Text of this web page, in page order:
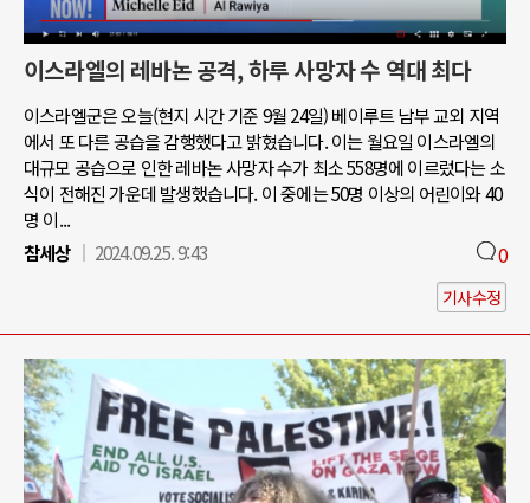
이스라엘의 레바논 공격, 하루 사망자 수 역대 최다
이스라엘군은 오늘(현지 시간 기준 9월 24일) 베이루트 남부 교외 지역
에서 또 다른 공습을 감행했다고 밝혔습니다. 이는 월요일 이스라엘의
대규모 공습으로 인한 레바논 사망자 수가 최소 558명에 이르렀다는 소
식이 전해진 가운데 발생했습니다. 이 중에는 50명 이상의 어린이와 40
명 이...
참세상
2024.09.25. 9:43 0
기사수정